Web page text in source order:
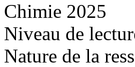
Chimie 2025
Niveau de
Nature de la